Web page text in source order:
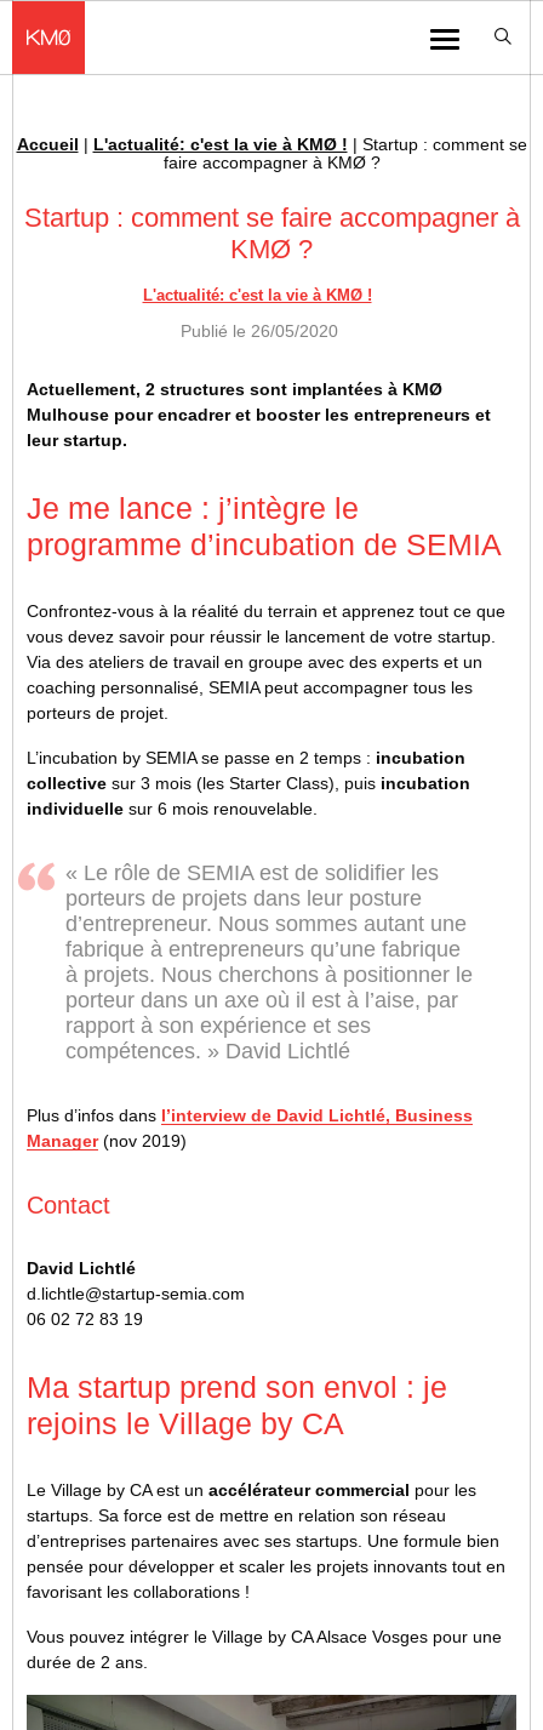
Menu
Fil d'Ariane :
Accueil | L'actualité: c'est la vie à KMØ ! | Startup : comment se
faire accompagner à KMØ ?
Startup : comment se faire accompagner à
KMØ ?
L'actualité: c'est la vie à KMØ !
Publié le 26/05/2020
Actuellement, 2 structures sont implantées à KMØ
Mulhouse pour encadrer et booster les entrepreneurs et
leur startup.
Je me lance : j’intègre le
programme d’incubation de SEMIA
Confrontez-vous à la réalité du terrain et apprenez tout ce que
vous devez savoir pour réussir le lancement de votre startup.
Via des ateliers de travail en groupe avec des experts et un
coaching personnalisé, SEMIA peut accompagner tous les
porteurs de projet.
L’incubation by SEMIA se passe en 2 temps : incubation
collective sur 3 mois (les Starter Class), puis incubation
individuelle sur 6 mois renouvelable.
« Le rôle de SEMIA est de solidifier les
porteurs de projets dans leur posture
d’entrepreneur. Nous sommes autant une
fabrique à entrepreneurs qu’une fabrique
à projets. Nous cherchons à positionner le
porteur dans un axe où il est à l’aise, par
rapport à son expérience et ses
compétences. » David Lichtlé
Plus d’infos dans l’interview de David Lichtlé, Business
Manager(nov 2019)
Contact
David Lichtlé
d.lichtle@startup-semia.com
06 02 72 83 19
Ma startup prend son envol : je
rejoins le Village by CA
Le Village by CA est un accélérateur commercial pour les
startups. Sa force est de mettre en relation son réseau
d’entreprises partenaires avec ses startups. Une formule bien
pensée pour développer et scaler les projets innovants tout en
favorisant les collaborations !
Vous pouvez intégrer le Village by CA Alsace Vosges pour une
durée de 2 ans.